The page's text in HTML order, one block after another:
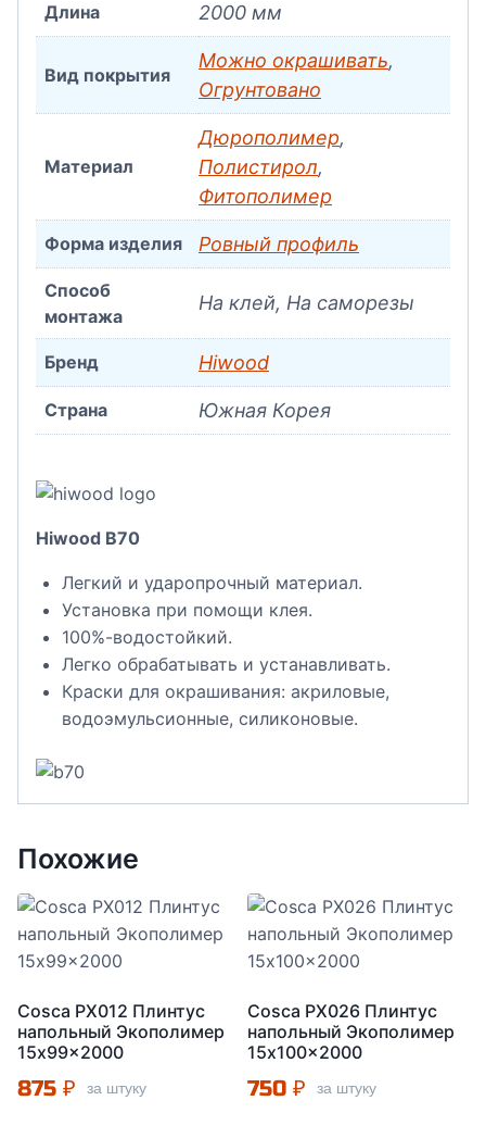
Длина 2000 мм
Вид покрытия
Можно окрашивать,
Огрунтовано
Материал
Дюрополимер,
Полистирол,
Фитополимер
Форма изделия Ровный профиль
Способ
монтажа
На клей, На саморезы
Бренд Hiwood
Страна Южная Корея
Hiwood B70
Легкий и ударопрочный материал.
Установка при помощи клея.
100%-водостойкий.
Легко обрабатывать и устанавливать.
Краски для окрашивания: акриловые,
водоэмульсионные, силиконовые.
Похожие
Cosca PX012 Плинтус
напольный Экополимер
15x99x2000
875 ₽ за штуку
Cosca PX026 Плинтус
напольный Экополимер
15x100x2000
750 ₽ за штуку